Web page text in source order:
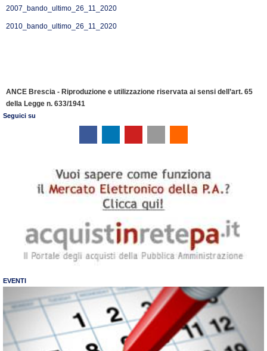
2007_bando_ultimo_26_11_2020
2010_bando_ultimo_26_11_2020
ANCE Brescia - Riproduzione e utilizzazione riservata ai sensi dell’art. 65
della Legge n. 633/1941
Seguici su
EVENTI